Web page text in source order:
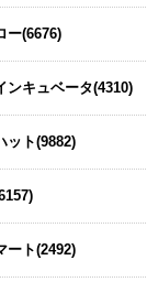
リサーチ） ： 2027
録
明資料
に関するお知らせ
お知らせ
ー(6676)
ンキュベータ(4310)
ット(9882)
ート(2492)
けIRセミナーや
、こちらより
始いたしました。
始いたしました。
海外IRサービ
バルＩＲのご提案